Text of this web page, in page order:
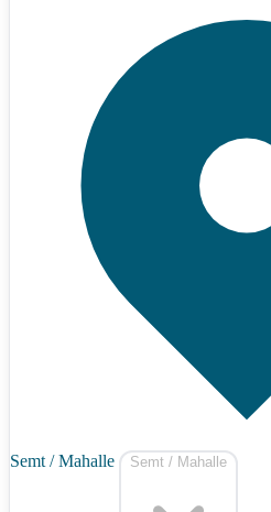
Semt / Mahalle Semt / Mahalle